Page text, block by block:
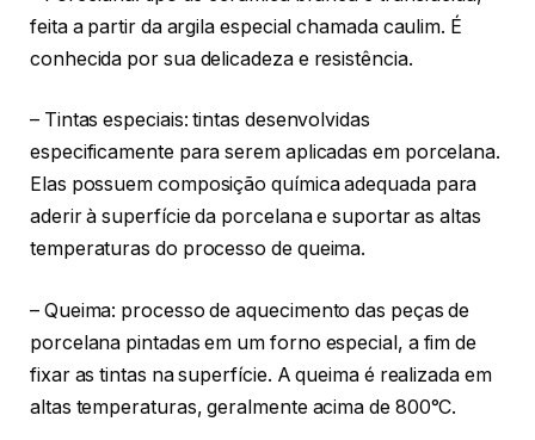
feita a partir da argila especial chamada caulim. É
conhecida por sua delicadeza e resistência.
– Tintas especiais: tintas desenvolvidas
especificamente para serem aplicadas em porcelana.
Elas possuem composição química adequada para
aderir à superfície da porcelana e suportar as altas
temperaturas do processo de queima.
– Queima: processo de aquecimento das peças de
porcelana pintadas em um forno especial, a fim de
fixar as tintas na superfície. A queima é realizada em
altas temperaturas, geralmente acima de 800°C.